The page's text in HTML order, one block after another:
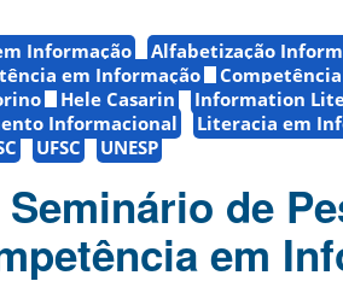
Informação Alfabetização
em Informação
Hele Casarin Information
Informacional Literacia em
UFSC UNESP
de
em